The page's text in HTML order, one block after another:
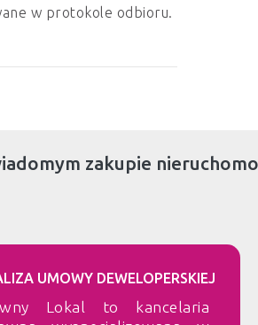
w protokole odbioru.
zakupie
UMOWY DEWELOPERSKIEJ
Lokal to kancelaria